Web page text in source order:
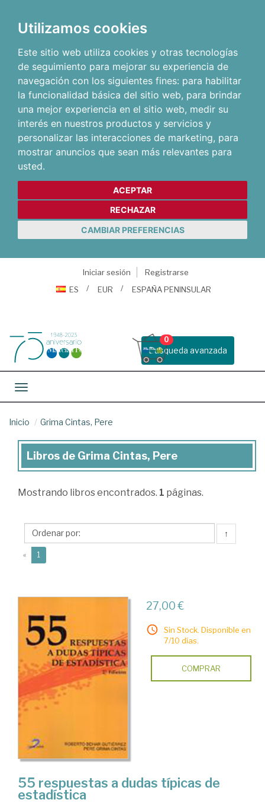
Utilizamos cookies
Este sitio web utiliza cookies y otras tecnologías
de seguimiento para mejorar su experiencia de
navegación con los siguientes fines: para habilitar
la funcionalidad básica del sitio web, para brindar
una mejor experiencia en el sitio web, medir su
interés en nuestros productos y servicios y
personalizar las interacciones de marketing, para
mostrar anuncios que sean más relevantes para
usted.
ACEPTAR
RECHAZAR
CAMBIAR PREFERENCIAS
Iniciar sesión
Registrarse
ES
EUR ESPAÑA PENINSULAR
Busqueda avanzada
0
Toggle navigation
Inicio Grima Cintas, Pere
Libros
Grima
Pere
Libros de Grima Cintas, Pere
Mostrando libros encontrados. 1 páginas.
↑
« 1
27,00 €
Sin Stock. Disponible en
7/10 días.
COMPRAR
55 respuestas a dudas típicas de
estadística